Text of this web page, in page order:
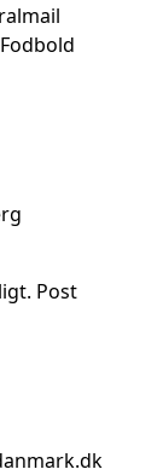
Post